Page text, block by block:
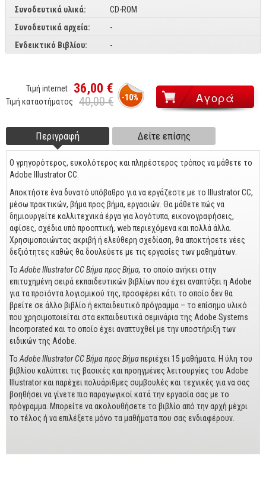
3ds max
Maya
AutoCAD
Πολυμέσα
DTP
Internet
Web Design
Προγραμματισμός
Γενικά
Γενικά Θέματα
Business
Προσωπική Βελτίωση
Οικονομικά
Τεχνικά
Πολιτικών Μηχανικών
Μηχανολόγων
Ιστορικά
Γεωπονικά
Συνοδευτικά υλικά:
CD-ROM
Συνοδευτικά αρχεία:
-
Ενδεικτικό Βιβλίου:
-
-10%
Τιμή internet 36,00 €
Τιμή καταστήματος 40,00 €
Footer tabs
Περιγραφή
καρτέλα)
Δείτε επίσης
Ο γρηγορότερος, ευκολότερος και πληρέστερος τρόπος να μάθετε το
Adobe Illustrator CC.
Αποκτήστε ένα δυνατό υπόβαθρο για να εργάζεστε με το Illustrator CC,
μέσω πρακτικών, βήμα προς βήμα, εργασιών. Θα μάθετε πώς να
δημιουργείτε καλλιτεχνικά έργα για λογότυπα, εικονογραφήσεις,
αφίσες, σχέδια υπό προοπτική, web περιεχόμενα και πολλά άλλα.
Χρησιμοποιώντας ακριβή ή ελεύθερη σχεδίαση, θα αποκτήσετε νέες
δεξιότητες καθώς θα δουλεύετε με τις εργασίες των μαθημάτων.
ΤοAdobeIllustratorCC Βήμα προς Βήμα, το οποίο ανήκει στην
επιτυχημένη σειρά εκπαιδευτικών βιβλίων που έχει αναπτύξει η Adobe
για τα προϊόντα λογισμικού της, προσφέρει κάτι το οποίο δεν θα
βρείτε σε άλλο βιβλίο ή εκπαιδευτικό πρόγραμμα – το επίσημο υλικό
που χρησιμοποιείται στα εκπαιδευτικά σεμινάρια της Adobe Systems
Incorporated και το οποίο έχει αναπτυχθεί με την υποστήριξη των
ειδικών της Adobe.
ΤοAdobeIllustratorCC Βήμα προς Βήμαπεριέχει 15 μαθήματα. Η ύλη του
βιβλίου καλύπτει τις βασικές και προηγμένες λειτουργίες του Adobe
Illustrator και παρέχει πολυάριθμες συμβουλές και τεχνικές για να σας
βοηθήσει να γίνετε πιο παραγωγικοί κατά την εργασία σας με το
πρόγραμμα. Μπορείτε να ακολουθήσετε το βιβλίο από την αρχή μέχρι
το τέλος ή να επιλέξετε μόνο τα μαθήματα που σας ενδιαφέρουν.